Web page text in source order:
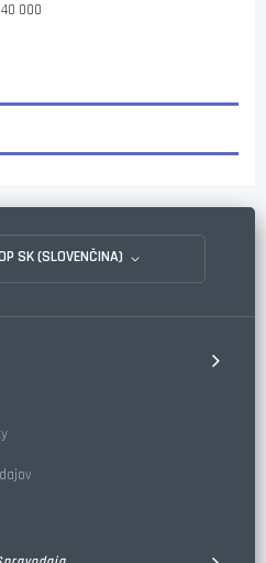
000
SK (SLOVENČINA)